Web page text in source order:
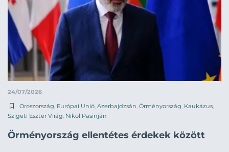
24/07/2026
Oroszország, Európai Unió, Azerbajdzsán, Örményország, Kaukázus,
Szigeti Eszter Virág, Nikol Pasinján
Örményország ellentétes érdekek között